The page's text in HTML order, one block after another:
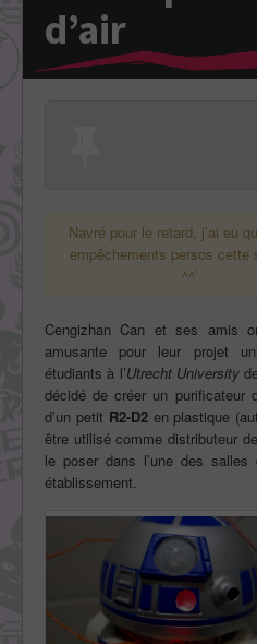
d’air
Navré pour le retard, j’ai eu
empêchements persos cette
^^’
Cengizhan Can et ses amis
amusante pour leur projet
étudiants à l’Utrecht University
décidé de créer un purificateur
d’un petit R2-D2en plastique
être utilisé comme distributeur
le poser dans l’une des
établissement.